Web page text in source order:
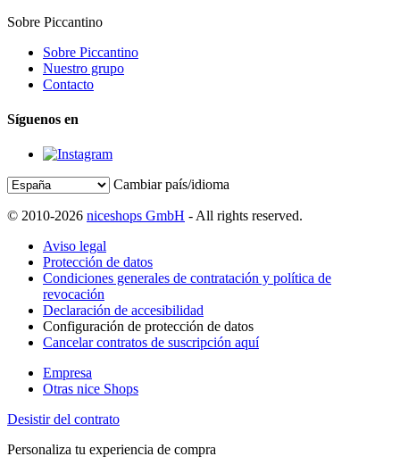
Sobre Piccantino
Sobre Piccantino
Nuestro grupo
Contacto
Síguenos en
Cambiar país/idioma
© 2010-2026 niceshops GmbH - All rights reserved.
Aviso legal
Protección de datos
Condiciones generales de contratación y política de
revocación
Declaración de accesibilidad
Configuración de protección de datos
Cancelar contratos de suscripción aquí
Empresa
Otras nice Shops
Desistir del contrato
Personaliza tu experiencia de compra